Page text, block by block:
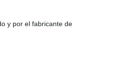
y por el fabricante de